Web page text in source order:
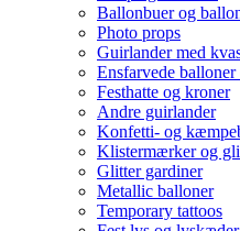
Ballonbuer og
Photo props
Guirlander med
Ensfarvede
Festhatte og kroner
Andre guirlander
Konfetti- og
Klistermærker og
Glitter gardiner
Metallic balloner
Temporary tattoos